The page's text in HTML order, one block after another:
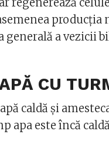
producția
a vezicii
CU
caldă și
apa este încă